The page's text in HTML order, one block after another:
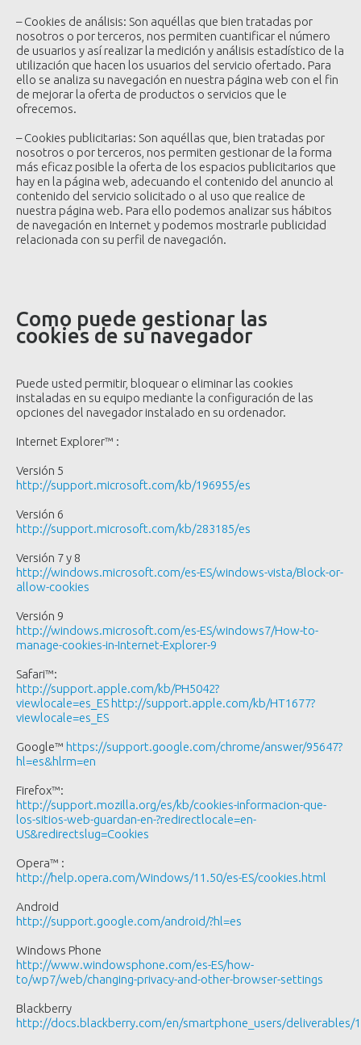
– Cookies de análisis: Son aquéllas que bien tratadas por
nosotros o por terceros, nos permiten cuantificar el número
de usuarios y así realizar la medición y análisis estadístico de la
utilización que hacen los usuarios del servicio ofertado. Para
ello se analiza su navegación en nuestra página web con el fin
de mejorar la oferta de productos o servicios que le
ofrecemos.
– Cookies publicitarias: Son aquéllas que, bien tratadas por
nosotros o por terceros, nos permiten gestionar de la forma
más eficaz posible la oferta de los espacios publicitarios que
hay en la página web, adecuando el contenido del anuncio al
contenido del servicio solicitado o al uso que realice de
nuestra página web. Para ello podemos analizar sus hábitos
de navegación en Internet y podemos mostrarle publicidad
relacionada con su perfil de navegación.
Como puede gestionar las
cookies de su navegador
Puede usted permitir, bloquear o eliminar las cookies
instaladas en su equipo mediante la configuración de las
opciones del navegador instalado en su ordenador.
Internet Explorer™ :
Versión 5
http://support.microsoft.com/kb/196955/es
Versión 6
http://support.microsoft.com/kb/283185/es
Versión 7 y 8
http://windows.microsoft.com/es-ES/windows-vista/Block-or-
allow-cookies
Versión 9
http://windows.microsoft.com/es-ES/windows7/How-to-
manage-cookies-in-Internet-Explorer-9
Safari™:
http://support.apple.com/kb/PH5042?
viewlocale=es_ES http://support.apple.com/kb/HT1677?
viewlocale=es_ES
Google™ https://support.google.com/chrome/answer/95647?
hl=es&hlrm=en
Firefox™:
http://support.mozilla.org/es/kb/cookies-informacion-que-
los-sitios-web-guardan-en-?redirectlocale=en-
US&redirectslug=Cookies
Opera™ :
http://help.opera.com/Windows/11.50/es-ES/cookies.html
Android
http://support.google.com/android/?hl=es
Windows Phone
http://www.windowsphone.com/es-ES/how-
to/wp7/web/changing-privacy-and-other-browser-settings
Blackberry
http://docs.blackberry.com/en/smartphone_users/deliverables/